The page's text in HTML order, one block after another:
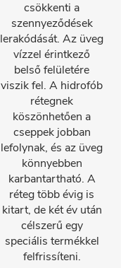
csökkenti a
szennyeződések
lerakódását. Az üveg
vízzel érintkező
belső felületére
viszik fel. A hidrofób
rétegnek
köszönhetően a
cseppek jobban
lefolynak, és az üveg
könnyebben
karbantartható. A
réteg több évig is
kitart, de két év után
célszerű egy
speciális termékkel
felfrissíteni.